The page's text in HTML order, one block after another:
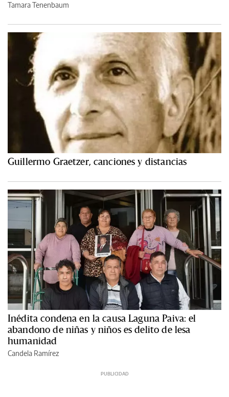
Tamara Tenenbaum
Guillermo Graetzer, canciones y distancias
Inédita condena en la causa Laguna Paiva: el
abandono de niñas y niños es delito de lesa
humanidad
Candela Ramírez